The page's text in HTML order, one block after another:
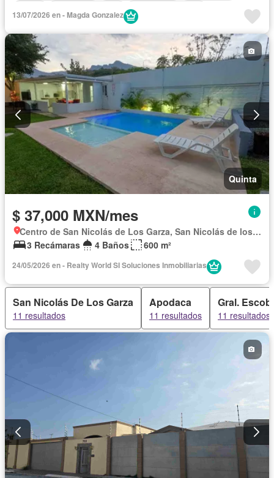
Permite mascotas
Solo familias
13/07/2026 en - Magda Gonzalez
Quinta
$ 37,000 MXN/mes
Centro de San Nicolás de Los Garza, San Nicolás de los Garza
3 Recámaras
4 Baños 600 m²
24/05/2026 en - Realty World SI Soluciones Inmobiliarias
San Nicolás De Los Garza
11 resultados
Apodaca
11 resultados
Gral.
11 resultados